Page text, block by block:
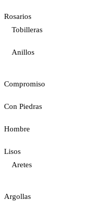
Rosarios
Tobilleras
Anillos
Compromiso
Con Piedras
Hombre
Lisos
Aretes
Argollas